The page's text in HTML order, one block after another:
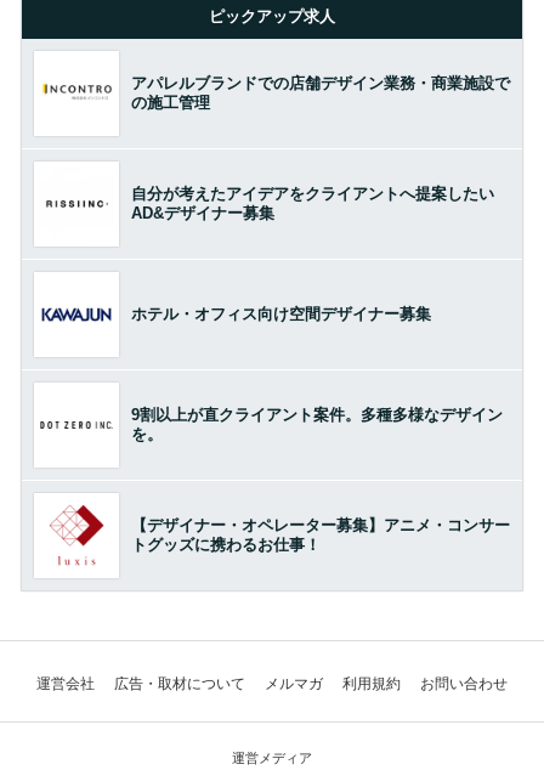
ピックアップ求人
アパレルブランドでの店舗デザイン業務・商業施設で
の施工管理
自分が考えたアイデアをクライアントへ提案したい
AD&デザイナー募集
ホテル・オフィス向け空間デザイナー募集
9割以上が直クライアント案件。多種多様なデザイン
を。
【デザイナー・オペレーター募集】アニメ・コンサー
トグッズに携わるお仕事！
運営会社 広告・取材について メルマガ 利用規約 お問い合わせ
運営メディア